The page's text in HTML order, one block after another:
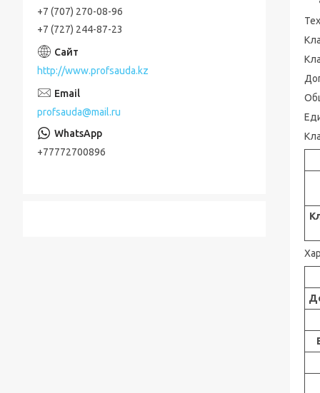
+7 (707) 270-08-96
+7 (727) 244-87-23
http://www.profsauda.kz
profsauda@mail.ru
+77772700896